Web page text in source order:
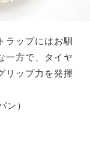
ラップにはお馴
一方で、タイヤ
リップ力を発揮
ン）